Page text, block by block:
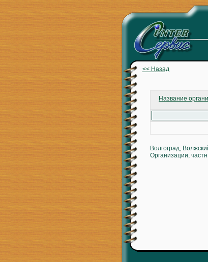
<< Назад
Название
Волгоград,
Организации,